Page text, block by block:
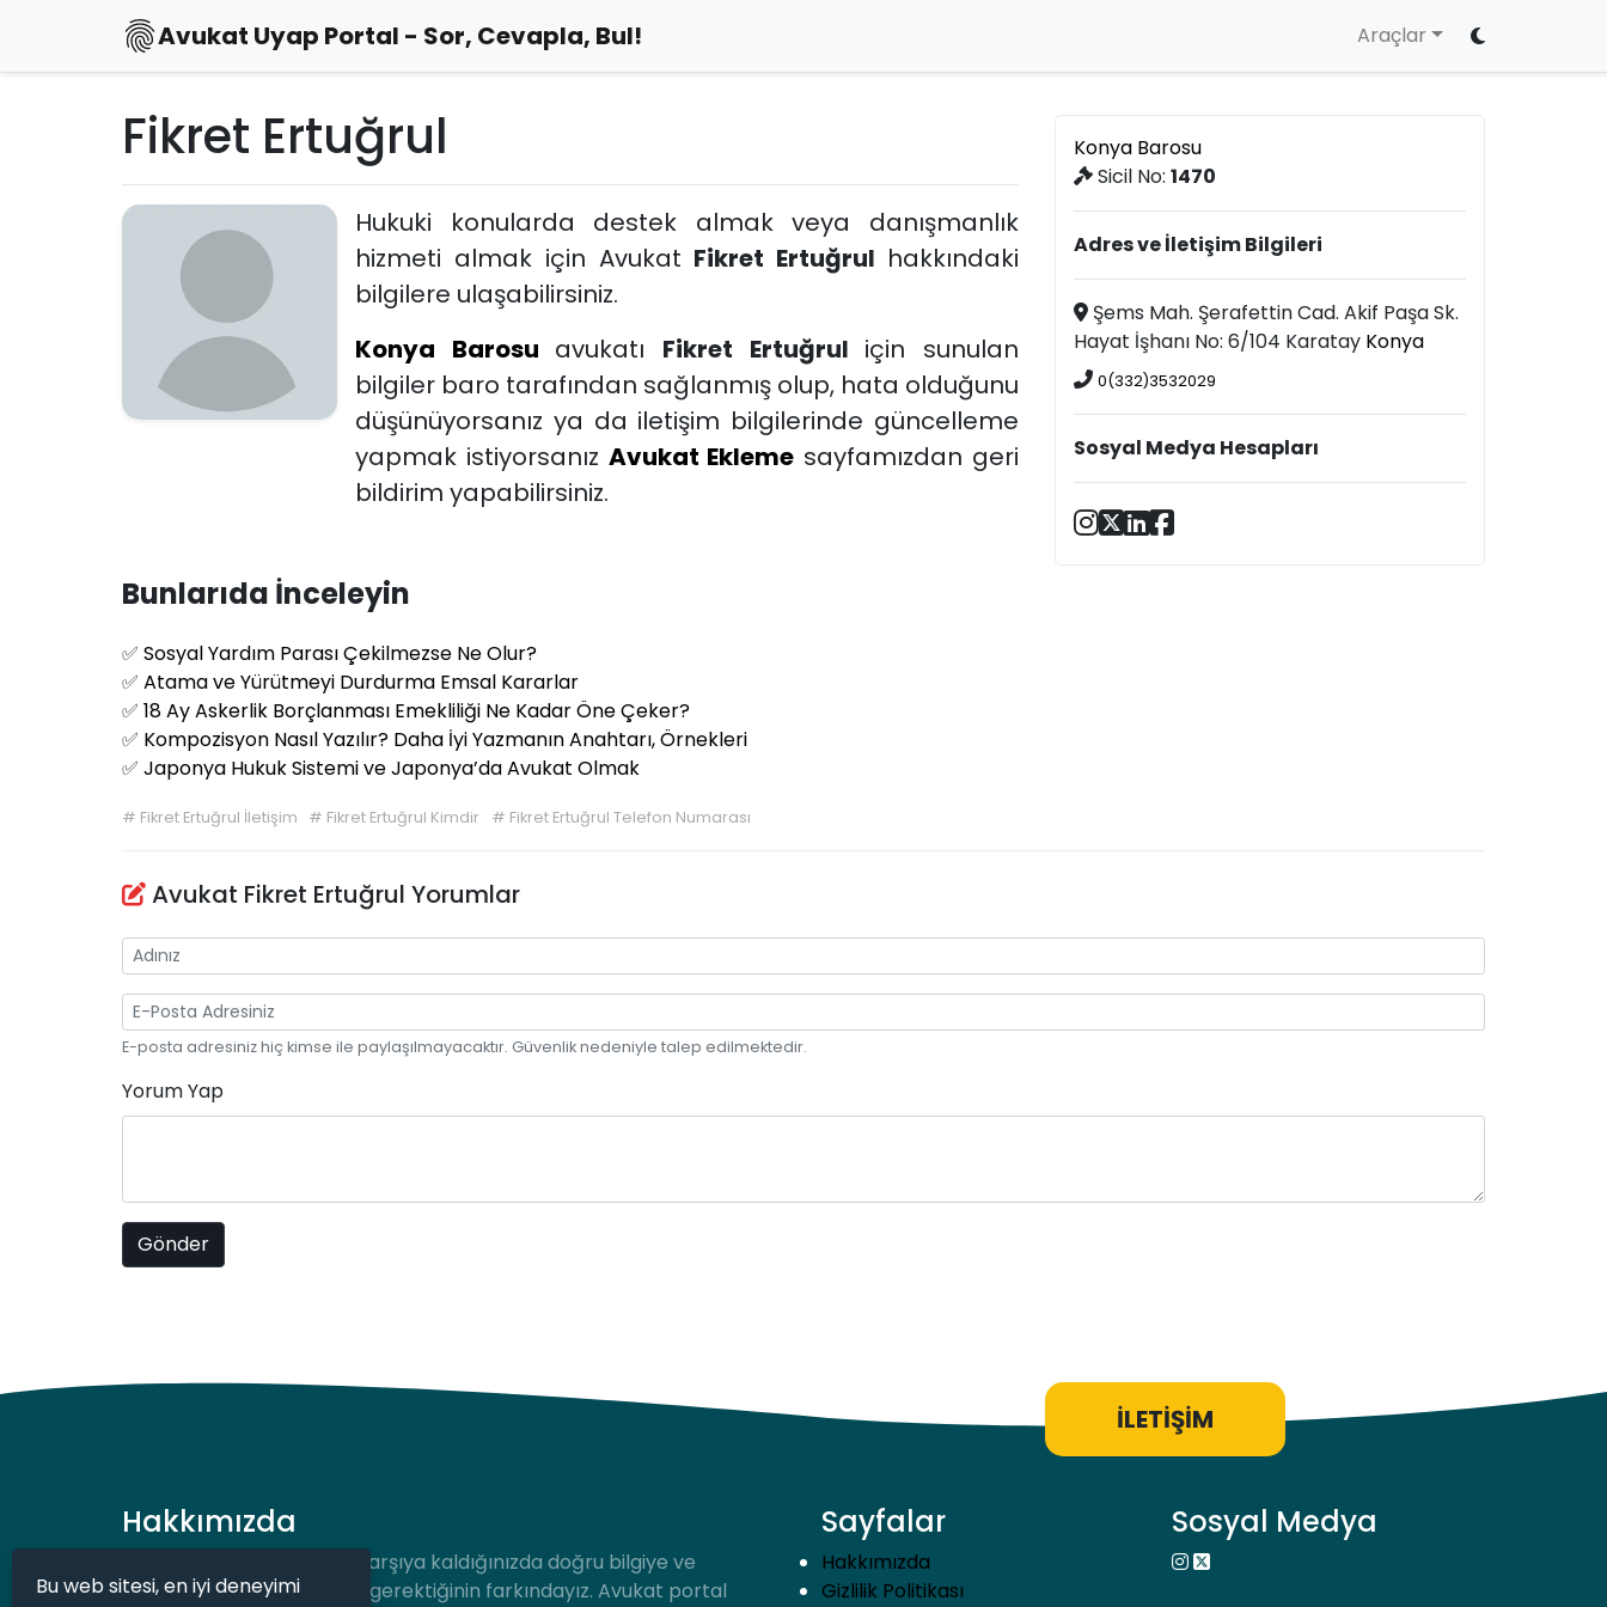
Avukat Uyap Portal - Sor, Cevapla, Bul! Araçlar
Fikret Ertuğrul
Hukuki konularda destek almak veya danışmanlık
hizmeti almak için Avukat Fikret Ertuğrul hakkındaki
bilgilere ulaşabilirsiniz.
Konya Barosu avukatı Fikret Ertuğrul için sunulan
bilgiler baro tarafından sağlanmış olup, hata olduğunu
düşünüyorsanız ya da iletişim bilgilerinde güncelleme
yapmak istiyorsanız Avukat Ekleme sayfamızdan geri
bildirim yapabilirsiniz.
Bunlarıda İnceleyin
✅ Sosyal Yardım Parası Çekilmezse Ne Olur?
✅ Atama ve Yürütmeyi Durdurma Emsal Kararlar
✅ 18 Ay Askerlik Borçlanması Emekliliği Ne Kadar Öne Çeker?
✅ Kompozisyon Nasıl Yazılır? Daha İyi Yazmanın Anahtarı, Örnekleri
✅ Japonya Hukuk Sistemi ve Japonya’da Avukat Olmak
# Fikret Ertuğrul İletişim # Fikret Ertuğrul Kimdir # Fikret Ertuğrul Telefon Numarası
Konya Barosu
Sicil No:1470
Adres ve İletişim Bilgileri
Şems Mah. Şerafettin Cad. Akif Paşa Sk.
Hayat İşhanı No: 6/104 Karatay Konya
0(332)3532029
Sosyal Medya Hesapları
Avukat Fikret Ertuğrul Yorumlar
E-posta adresiniz hiç kimse ile paylaşılmayacaktır. Güvenlik nedeniyle talep edilmektedir.
Yorum Yap
İLETİŞİM
Hakkımızda
Hukuki bir durum ile karşı karşıya kaldığınızda doğru bilgiye ve
desteğe hızlıca ulaşmanız gerektiğinin farkındayız. Avukat portal
Sayfalar
Hakkımızda
Gizlilik Politikası
Sosyal Medya
Bu web sitesi, en iyi deneyimi